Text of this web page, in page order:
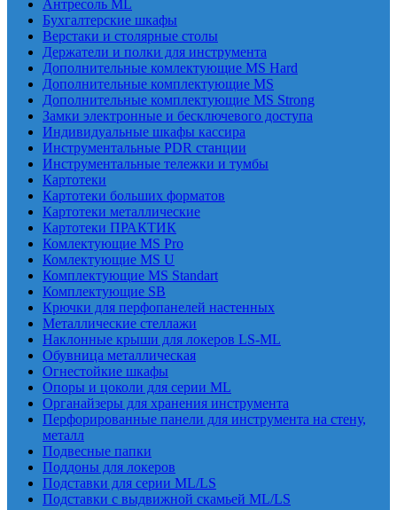
Антресоль ML
Бухгалтерские шкафы
Верстаки и столярные столы
Держатели и полки для инструмента
Дополнительные комлектующие MS Hard
Дополнительные комплектующие MS
Дополнительные комплектующие MS Strong
Замки электронные и бесключевого доступа
Индивидуальные шкафы кассира
Инструментальные PDR станции
Инструментальные тележки и тумбы
Картотеки
Картотеки больших форматов
Картотеки металлические
Картотеки ПРАКТИК
Комлектующие MS Pro
Комлектующие MS U
Комплектующие MS Standart
Комплектующие SB
Крючки для перфопанелей настенных
Металлические стеллажи
Наклонные крыши для локеров LS-ML
Обувница металлическая
Огнестойкие шкафы
Опоры и цоколи для серии ML
Органайзеры для хранения инструмента
Перфорированные панели для инструмента на стену,
металл
Подвесные папки
Поддоны для локеров
Подставки для серии ML/LS
Подставки с выдвижной скамьей ML/LS